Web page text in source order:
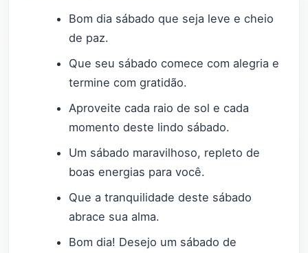
Bom dia sábado que seja leve e cheio
de paz.
Que seu sábado comece com alegria e
termine com gratidão.
Aproveite cada raio de sol e cada
momento deste lindo sábado.
Um sábado maravilhoso, repleto de
boas energias para você.
Que a tranquilidade deste sábado
abrace sua alma.
Bom dia! Desejo um sábado de